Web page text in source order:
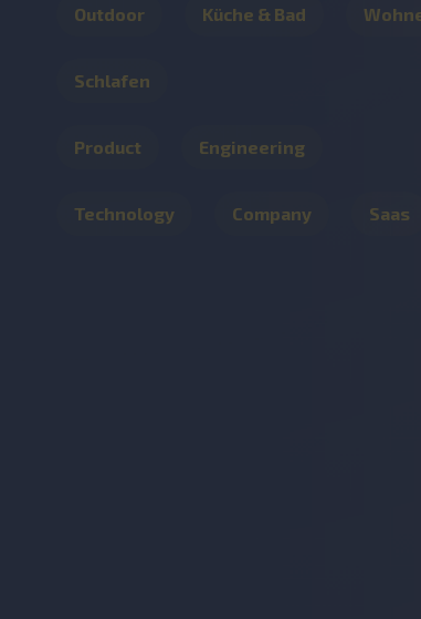
Outdoor Küche & Bad
Schlafen
Product Engineering
Technology Company Saas